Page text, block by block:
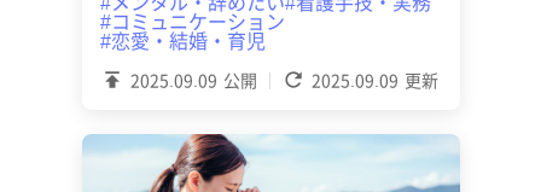
2025.09.09 公開 2025.09.09 更新
#コミュニケーション
#恋愛・結婚・育児